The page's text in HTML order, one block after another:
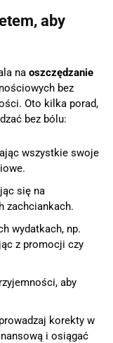
aby
na oszczędzanie
bez
Oto kilka porad,
bez bólu:
wszystkie swoje
się na
zachciankach.
wydatkach, np.
z promocji czy
aby
korekty w
i osiągać